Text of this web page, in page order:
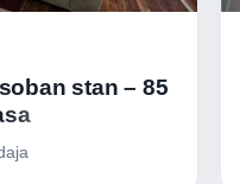
stan – 85